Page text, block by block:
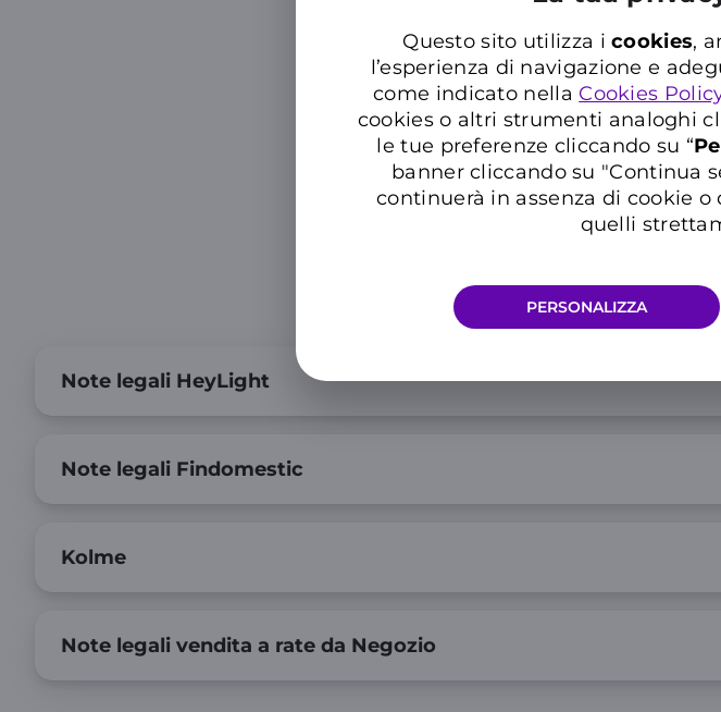
Questo sito utilizza icookies,
l’esperienza di navigazione e
come indicato nella Cookies
cookies o altri strumenti analoghi
le tue preferenze cliccando su “P
banner cliccando su "Continua
continuerà in assenza di cookie
quelli
PERSONALIZZA
Note legali HeyLight
Note legali Findomestic
Kolme
Note legali vendita a rate da Negozio